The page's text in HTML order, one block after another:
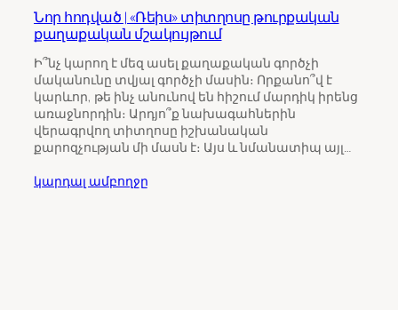
Նոր հոդված | «Ռեիս» տիտղոսը թուրքական
քաղաքական մշակույթում
Ի՞նչ կարող է մեզ ասել քաղաքական գործչի
մականունը տվյալ գործչի մասին։ Որքանո՞վ է
կարևոր, թե ինչ անունով են հիշում մարդիկ իրենց
առաջնորդին։ Արդյո՞ք նախագահներին
վերագրվող տիտղոսը իշխանական
քարոզչության մի մասն է։ Այս և նմանատիպ այլ…
կարդալ ամբողջը